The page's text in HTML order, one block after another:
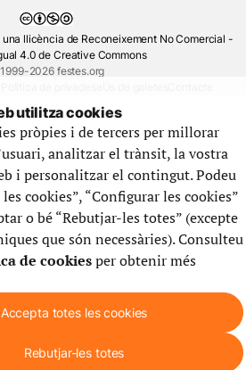
llicència de Reconeixement No Comercial -
4.0 de Creative Commons
2026 festes.org
utilitza cookies
pròpies i de tercers per millorar
analitzar el trànsit, la vostra
i personalitzar el contingut. Podeu
cookies”, “Configurar les cookies”
o bé “Rebutjar-les totes” (excepte
que són necessàries). Consulteu
de cookiesper obtenir més
Accepta totes les cookies
Rebutjar-les totes